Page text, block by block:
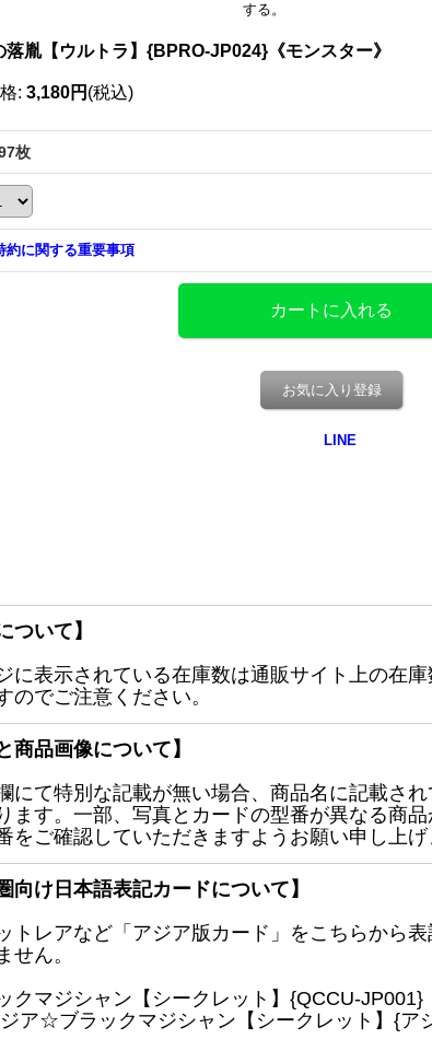
する。
落胤【ウルトラ】{BPRO-JP024}《モンスター》
: 3,180円 (税込)
枚
約に関する重要事項
お気に入り登録
ついて】
に表示されている在庫数は通販サイト上の在
のでご注意ください。
商品画像について】
にて特別な記載が無い場合、商品名に記載さ
ます。一部、写真とカードの型番が異なる商
をご確認していただきますようお願い申し上げ
向け日本語表記カードについて】
トレアなど「アジア版カード」をこちらから
せん。
クマジシャン【シークレット】{QCCU-
ア☆ブラックマジシャン【シークレット】{ア